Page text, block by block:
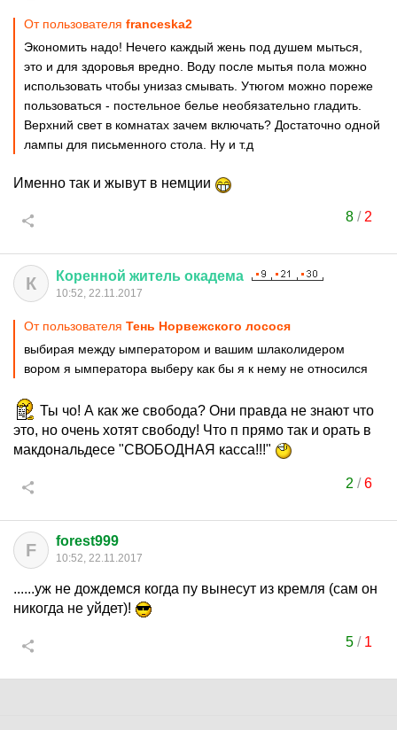
От пользователя franceska2
Экономить надо! Нечего каждый жень под душем мыться,
это и для здоровья вредно. Воду после мытья пола можно
использовать чтобы унизаз смывать. Утюгом можно пореже
пользоваться - постельное белье необязательно гладить.
Верхний свет в комнатах зачем включать? Достаточно одной
лампы для письменного стола. Ну и т.д
Именно так и жывут в немции
8/ 2
К Коренной житель окадема
10:52, 22.11.2017
От пользователя Тень Норвежского лосося
выбирая между ымператором и вашим шлаколидером
вором я ымператора выберу как бы я к нему не относился
Ты чо! А как же свобода? Они правда не знают что
это, но очень хотят свободу! Что п прямо так и орать в
макдональдесе "СВОБОДНАЯ касса!!!"
2 /6
F forest999
10:52, 22.11.2017
......уж не дождемся когда пу вынесут из кремля (сам он
никогда не уйдет)!
5/ 1